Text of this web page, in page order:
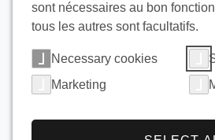
et
sont nécessaires au bon
tous les autres sont facultatifs.
Necessary cookies
Marketing